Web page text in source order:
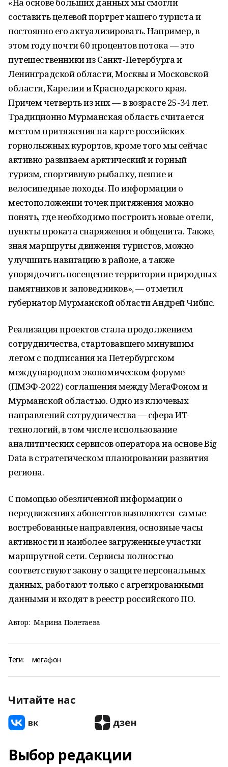
составить целевой портрет нашего туриста и
постоянно его актуализировать. Например, в
этом году почти 60 процентов потока — это
путешественники из Санкт-Петербурга и
Ленинградской области, Москвы и Московской
области, Карелии и Краснодарского края.
Причем четверть из них — в возрасте 25-34 лет.
Традиционно Мурманская область считается
местом притяжения на карте российских
горнолыжных курортов, кроме того мы сейчас
активно развиваем арктический и горный
туризм, спортивную рыбалку, пешие и
велосипедные походы. По информации о
местоположении точек притяжения можно
понять, где необходимо построить новые отели,
пункты проката снаряжения и общепита. Также,
зная маршруты движения туристов, можно
улучшить навигацию в районе, а также
упорядочить посещение территории природных
памятников и заповедников», — отметил
губернатор Мурманской области Андрей Чибис.
Реализация проектов стала продолжением
сотрудничества, стартовавшего минувшим
летом с подписания на Петербургском
международном экономическом форуме
(ПМЭФ-2022) соглашения между МегаФоном и
Мурманской областью. Одно из ключевых
направлений сотрудничества — сфера ИТ-
технологий, в том числе использование
аналитических сервисов оператора на основе Big
Data в стратегическом планировании развития
региона.
С помощью обезличенной информации о
передвижениях абонентов выявляются самые
востребованные направления, основные часы
активности и наиболее загруженные участки
маршрутной сети. Сервисы полностью
соответствуют закону о защите персональных
данных, работают только с агрегированными
данными и входят в реестр российского ПО.
Автор: Марина Полетаева
Теги: мегафон
Читайте нас
Выбор редакции